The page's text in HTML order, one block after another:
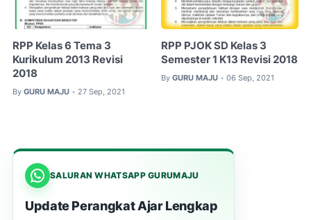
RPP Kelas 6 Tema 3
Kurikulum 2013 Revisi
2018
By GURU MAJU • 27 Sep, 2021
RPP PJOK SD Kelas 3
Semester 1 K13 Revisi 2018
By GURU MAJU • 06 Sep, 2021
SALURAN WHATSAPP GURUMAJU
Update Perangkat Ajar Lengkap